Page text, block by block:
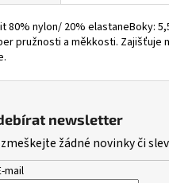
80% nylon/ 20% elastaneBoky:
pružnosti a měkkosti. Zajišťuje
newsletter
žádné novinky či
mail